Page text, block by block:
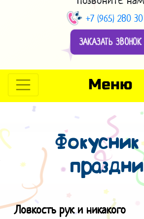
+7 (965) 280
ЗАКАЗАТЬ ЗВОНОК
Меню
Фокусник
Ловкость рук и никакого